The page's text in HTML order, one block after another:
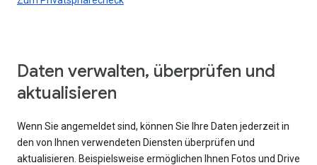
Daten verwalten, überprüfen und
aktualisieren
Wenn Sie angemeldet sind, können Sie Ihre Daten jederzeit in
den von Ihnen verwendeten Diensten überprüfen und
aktualisieren. Beispielsweise ermöglichen Ihnen Fotos und Drive